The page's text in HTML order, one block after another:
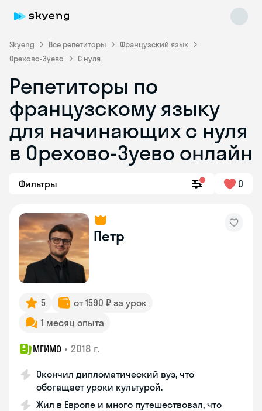
Skyeng Все репетиторы
Французский язык
Орехово-Зуево
С нуля
Репетиторы по
французскому языку
для начинающих с нуля
в Орехово-Зуево онлайн
Фильтры 0
Петр
5
от 1590 ₽ за урок
1 месяц опыта
МГИМО • 2018 г.
Окончил дипломатический вуз, что
обогащает уроки культурой.
Жил в Европе и много путешествовал, что
Skyeng Chat
online